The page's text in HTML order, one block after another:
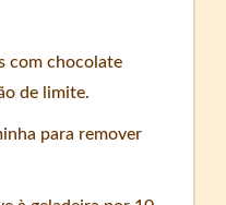
com chocolate
de limite.
para remover